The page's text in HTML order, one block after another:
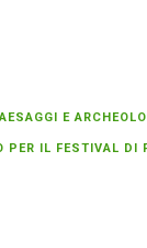
E
PER IL FESTIVAL